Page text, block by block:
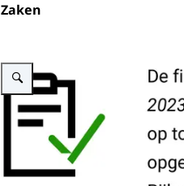
Zaken
Vergroot afbeelding BZ 2023 -